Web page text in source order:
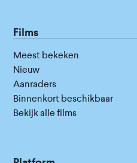
Films
Meest bekeken
Nieuw
Aanraders
Binnenkort beschikbaar
Bekijk alle films